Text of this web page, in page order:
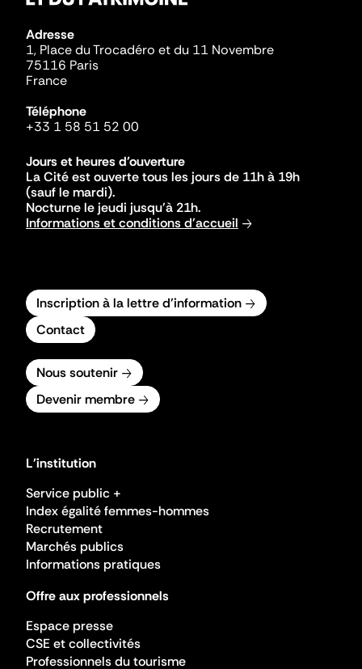
Adresse
1, Place du Trocadéro et du 11 Novembre
75116 Paris
France
Téléphone
+33 1 58 51 52 00
Jours et heures d'ouverture
La Cité est ouverte tous les jours de 11h à 19h
(sauf le mardi).
Nocturne le jeudi jusqu'à 21h.
Informations et conditions d'accueil
Inscription à la lettre d'information
Contact
Nous soutenir
Devenir membre
L'institution
Service public +
Index égalité femmes-hommes
Recrutement
Marchés publics
Informations pratiques
Offre aux professionnels
Espace presse
CSE et collectivités
Professionnels du tourisme